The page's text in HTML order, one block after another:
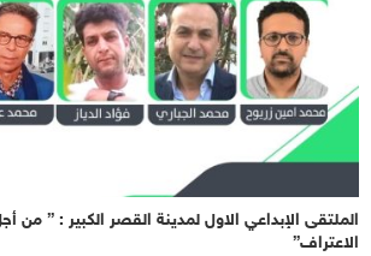
الملتقى الإبداعي الاول لمدينة القصر الكبير : ”
الاعتراف”